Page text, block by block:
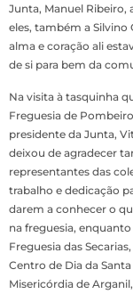
Junta, Manuel Ribeiro,
eles, também a Silvino
alma e coração ali
de si para bem da
Na visita à tasquinha
Freguesia de
presidente da Junta,
deixou de agradecer
representantes das
trabalho e dedicação
darem a conhecer o
na freguesia,
Freguesia das
Centro de Dia da Santa
Misericórdia de